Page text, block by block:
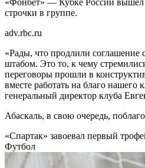
строчки в группе.
adv.rbc.ru
«Рады, что продлили соглашение
штабом. Это то, к чему
переговоры прошли в
вместе работать на благо нашего
генеральный директор клуба
Абаскаль, в свою очередь,
«Спартак» завоевал первый
Футбол